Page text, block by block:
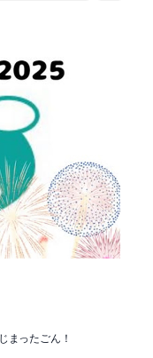
まったごん！